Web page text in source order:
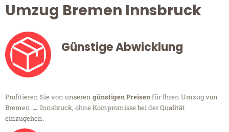
Umzug Bremen Innsbruck
Günstige Abwicklung
Profitieren Sie von unseren günstigen Preisenfür Ihren Umzug von
Bremen → Innsbruck, ohne Kompromisse bei der Qualität
einzugehen.